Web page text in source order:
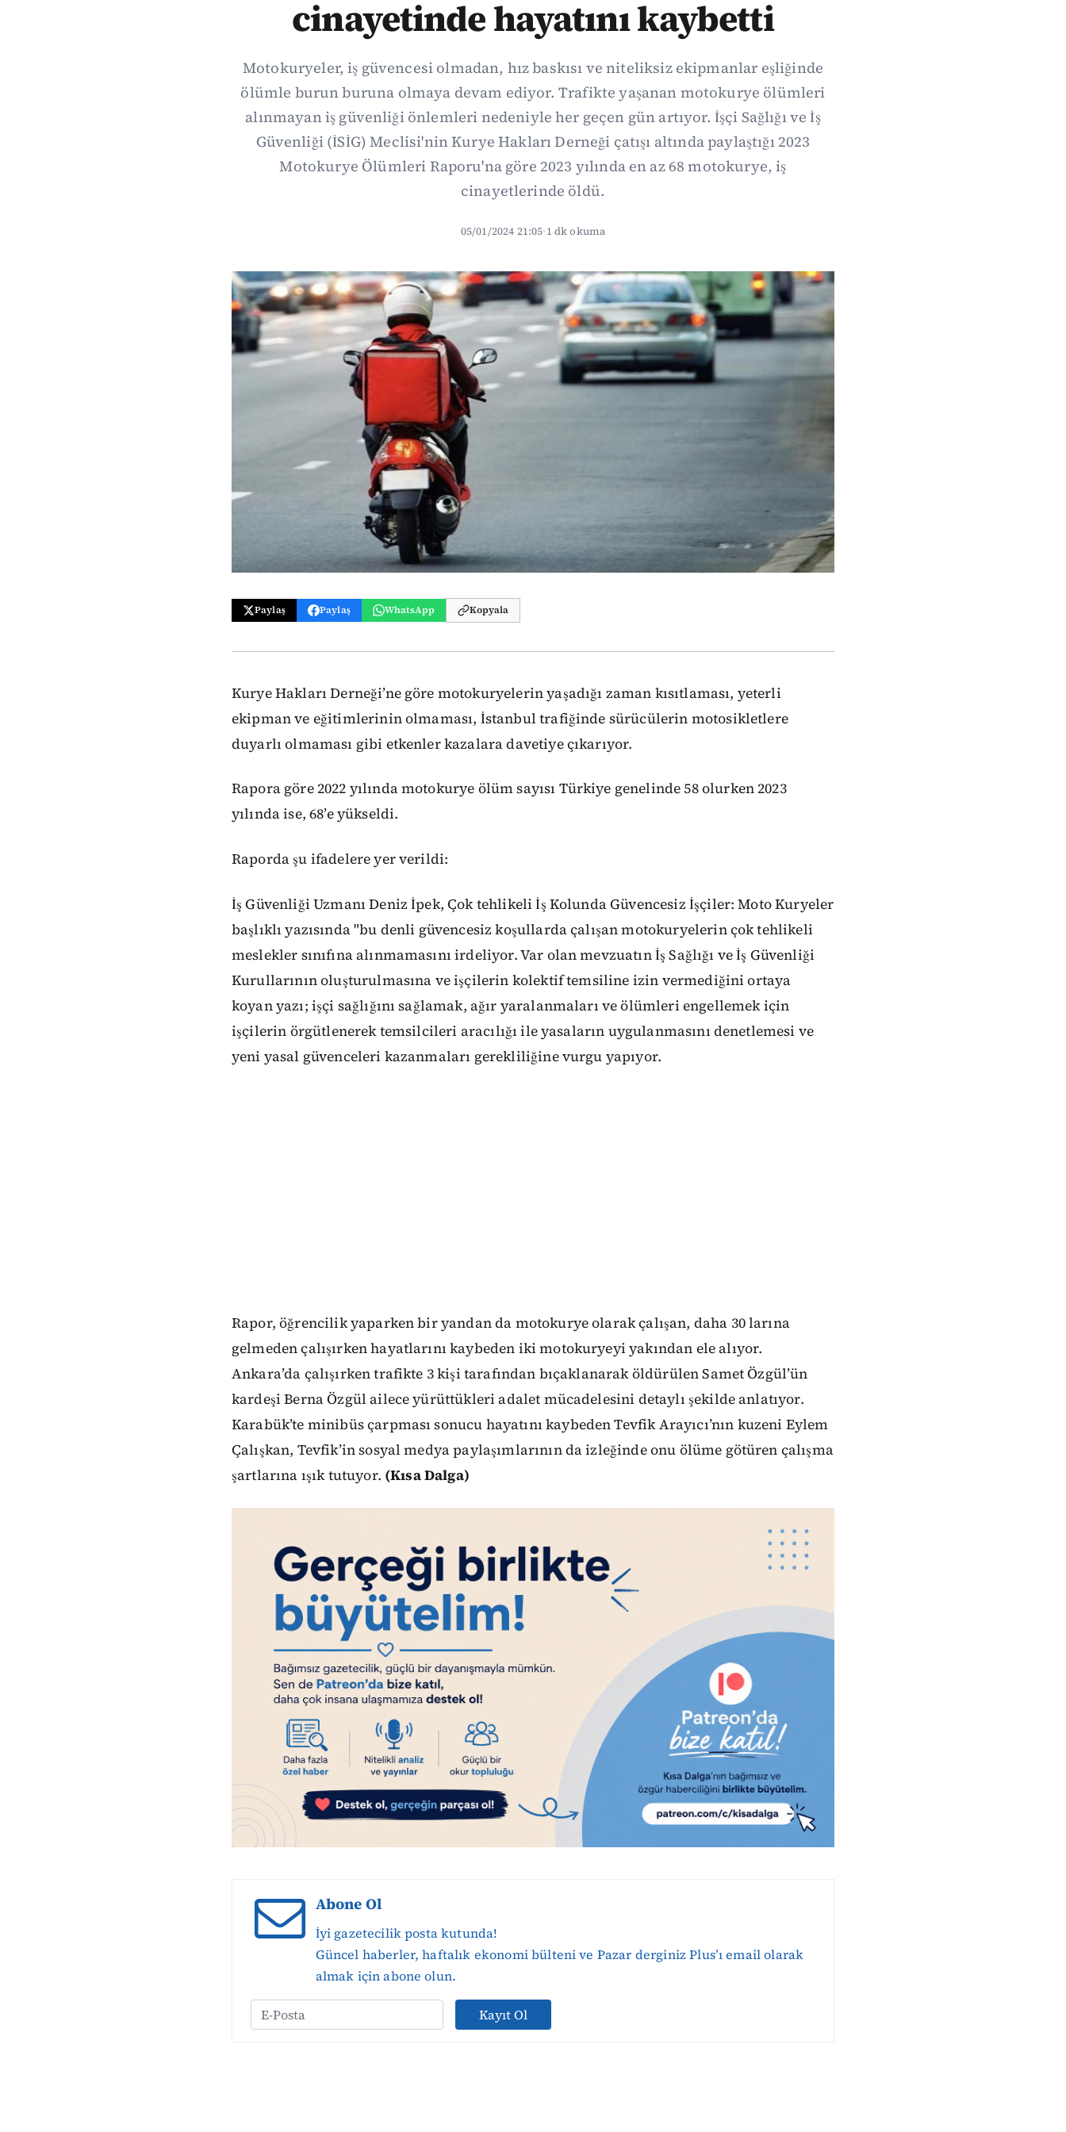
cinayetinde hayatını kaybetti
Motokuryeler, iş güvencesi olmadan, hız baskısı ve niteliksiz ekipmanlar eşliğinde
ölümle burun buruna olmaya devam ediyor. Trafikte yaşanan motokurye ölümleri
alınmayan iş güvenliği önlemleri nedeniyle her geçen gün artıyor. İşçi Sağlığı ve İş
Güvenliği (İSİG) Meclisi'nin Kurye Hakları Derneği çatışı altında paylaştığı 2023
Motokurye Ölümleri Raporu'na göre 2023 yılında en az 68 motokurye, iş
cinayetlerinde öldü.
05/01/2024 21:05·1 dk okuma
Paylaş Paylaş WhatsApp Kopyala
Kurye Hakları Derneği’ne göre motokuryelerin yaşadığı zaman kısıtlaması, yeterli
ekipman ve eğitimlerinin olmaması, İstanbul trafiğinde sürücülerin motosikletlere
duyarlı olmaması gibi etkenler kazalara davetiye çıkarıyor.
Rapora göre 2022 yılında motokurye ölüm sayısı Türkiye genelinde 58 olurken 2023
yılında ise, 68’e yükseldi.
Raporda şu ifadelere yer verildi:
İş Güvenliği Uzmanı Deniz İpek, Çok tehlikeli İş Kolunda Güvencesiz İşçiler: Moto Kuryeler
başlıklı yazısında "bu denli güvencesiz koşullarda çalışan motokuryelerin çok tehlikeli
meslekler sınıfına alınmamasını irdeliyor. Var olan mevzuatın İş Sağlığı ve İş Güvenliği
Kurullarının oluşturulmasına ve işçilerin kolektif temsiline izin vermediğini ortaya
koyan yazı; işçi sağlığını sağlamak, ağır yaralanmaları ve ölümleri engellemek için
işçilerin örgütlenerek temsilcileri aracılığı ile yasaların uygulanmasını denetlemesi ve
yeni yasal güvenceleri kazanmaları gerekliliğine vurgu yapıyor.
Rapor, öğrencilik yaparken bir yandan da motokurye olarak çalışan, daha 30 larına
gelmeden çalışırken hayatlarını kaybeden iki motokuryeyi yakından ele alıyor.
Ankara’da çalışırken trafikte 3 kişi tarafından bıçaklanarak öldürülen Samet Özgül’ün
kardeşi Berna Özgül ailece yürüttükleri adalet mücadelesini detaylı şekilde anlatıyor.
Karabük’te minibüs çarpması sonucu hayatını kaybeden Tevfik Arayıcı’nın kuzeni Eylem
Çalışkan, Tevfik’in sosyal medya paylaşımlarının da izleğinde onu ölüme götüren çalışma
şartlarına ışık tutuyor. (Kısa Dalga)
Abone Ol
İyi gazetecilik posta kutunda!
Güncel haberler, haftalık ekonomi bülteni ve Pazar derginiz Plus’ı email olarak
almak için abone olun.
Kayıt Ol